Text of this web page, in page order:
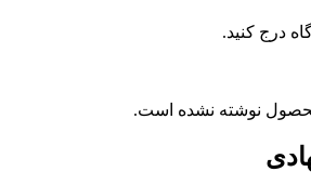
درج کنید.
نوشته نشده است.